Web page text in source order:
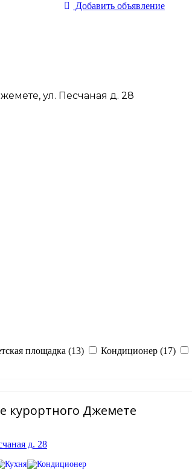
Добавить объявление
ул. Песчаная д. 28
площадка (13) Кондиционер (17)
курортного Джемете